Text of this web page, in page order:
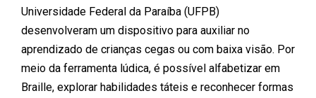
Universidade Federal da Paraíba (UFPB)
desenvolveram um dispositivo para auxiliar no
aprendizado de crianças cegas ou com baixa visão. Por
meio da ferramenta lúdica, é possível alfabetizar em
Braille, explorar habilidades táteis e reconhecer formas